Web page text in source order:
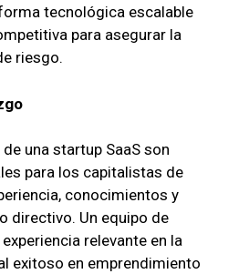
tecnológica escalable
para asegurar la
riesgo.
una startup SaaS son
para los capitalistas de
conocimientos y
directivo. Un equipo de
relevante en la
exitoso en emprendimiento